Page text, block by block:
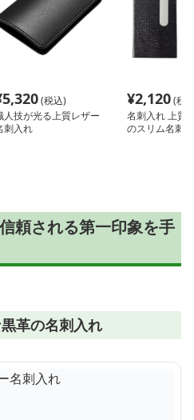
5,320(税込)
人技が光る上質レザー
刺入れ
¥2,120(税
名刺入れ 上質
のスリム名刺
頼される第一印象を手
革の名刺入れ